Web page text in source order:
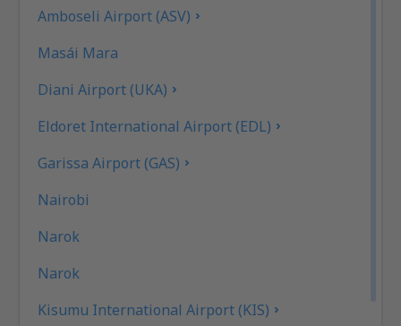
Amboseli Airport (ASV)
Masái Mara
Diani Airport (UKA)
Eldoret International Airport (EDL)
Garissa Airport (GAS)
Nairobi
Narok
Narok
Kisumu International Airport (KIS)